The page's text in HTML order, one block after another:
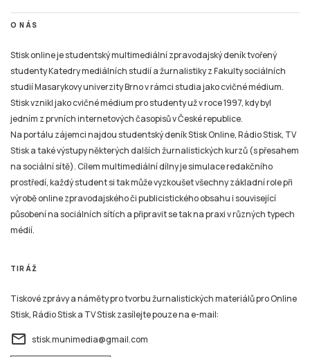
O NÁS
Stisk online je studentský multimediální zpravodajský deník tvořený
studenty Katedry mediálních studií a žurnalistiky z Fakulty sociálních
studií Masarykovy univerzity Brno v rámci studia jako cvičné médium.
Stisk vznikl jako cvičné médium pro studenty už v roce 1997, kdy byl
jedním z prvních internetových časopisů v České republice.
Na portálu zájemci najdou studentský deník Stisk Online, Rádio Stisk, TV
Stisk a také výstupy některých dalších žurnalistických kurzů (s přesahem
na sociální sítě). Cílem multimediální dílny je simulace redakčního
prostředí, každý student si tak může vyzkoušet všechny základní role při
výrobě online zpravodajského či publicistického obsahu i související
působení na sociálních sítích a připravit se tak na praxi v různých typech
médií.
TIRÁŽ
Tiskové zprávy a náměty pro tvorbu žurnalistických materiálů pro Online
Stisk, Rádio Stisk a TV Stisk zasílejte pouze na e-mail:
email stisk.munimedia@gmail.com